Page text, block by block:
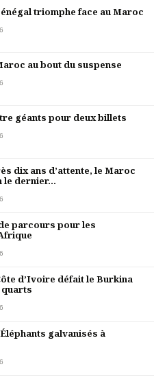
triomphe face au Maroc
au bout du suspense
géants pour deux billets
dix ans d’attente, le Maroc
le dernier...
de parcours pour les
d’Ivoire défait le Burkina
quarts
Éléphants galvanisés à